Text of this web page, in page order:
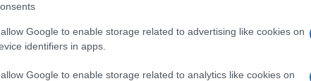
Google to enable storage related to advertising like cookies on
identifiers in apps.
Google to enable storage related to analytics like cookies on